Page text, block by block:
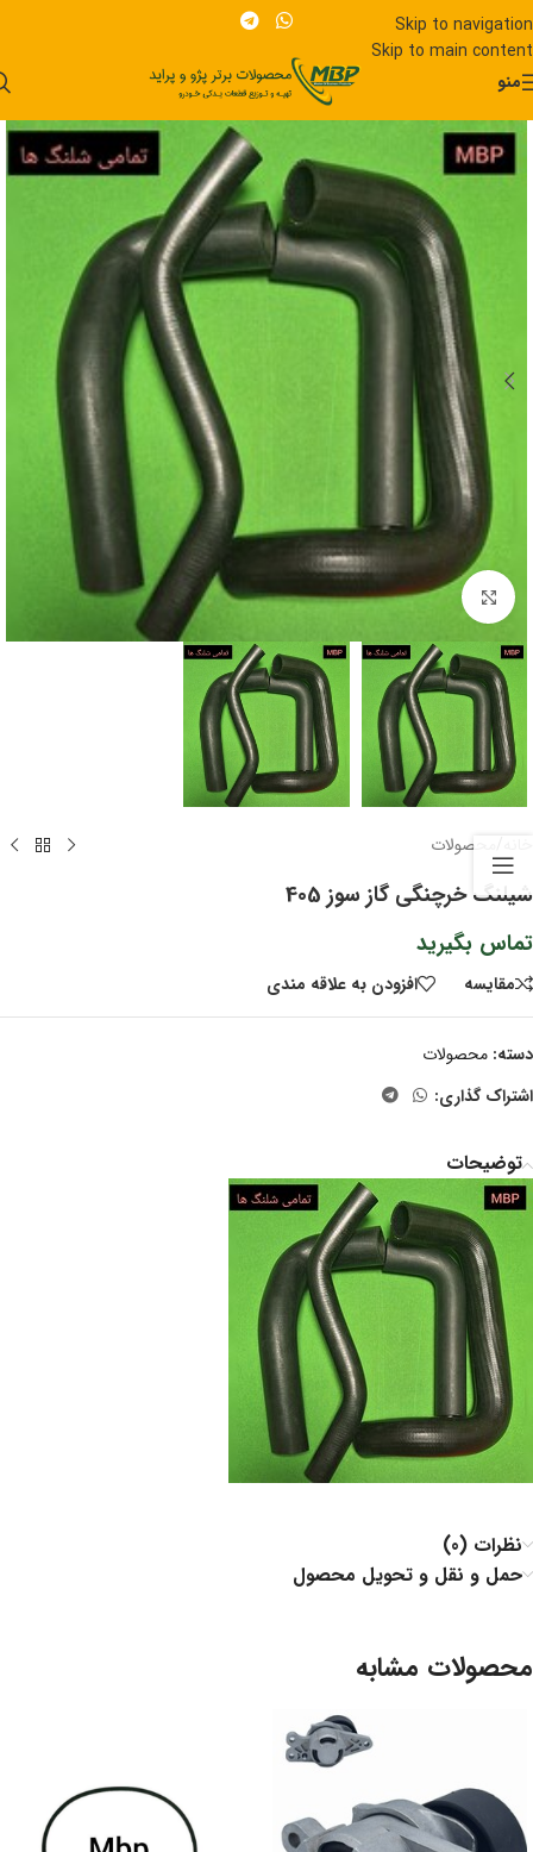
Skip to navigation
Skip to main content
منو
برای بزرگنمایی کلیک کنید
محصولات
شیلنگ خرچنگی گاز سوز 405
تماس بگیرید
مقايسه افزودن به علاقه مندی
دسته: محصولات
اشتراک گذاری:
توضیحات
نظرات (0)
حمل و نقل و تحویل محصول
محصولات مشابه